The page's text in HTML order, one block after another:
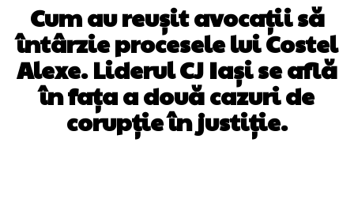
Cum au reușit avocații să
întârzie procesele lui Costel
Alexe. Liderul CJ Iași se află
în fața a două cazuri de
corupție în justiție.